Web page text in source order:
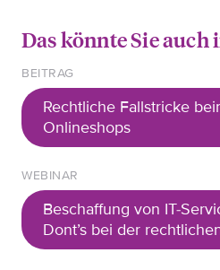
Das könnte Sie auch
BEITRAG
Rechtliche Fallstricke
Onlineshops
WEBINAR
Beschaffung von IT-
Dont’s bei der